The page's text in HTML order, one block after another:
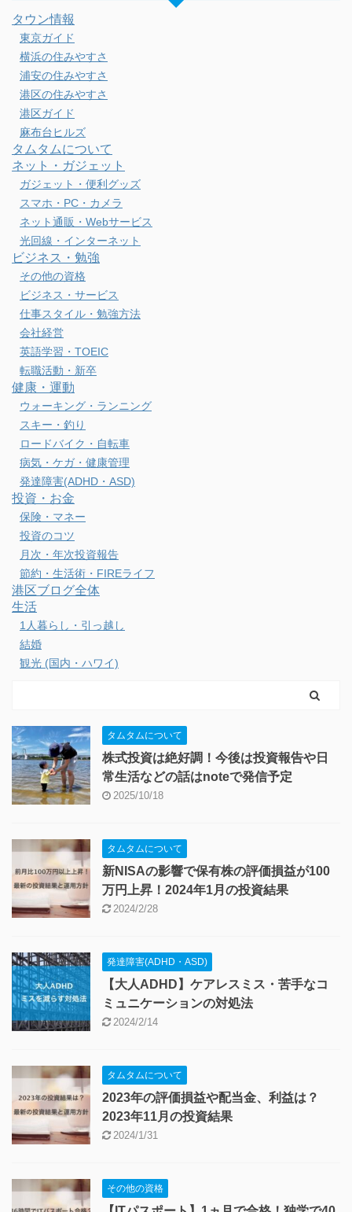
タウン情報
東京ガイド
横浜の住みやすさ
浦安の住みやすさ
港区の住みやすさ
港区ガイド
麻布台ヒルズ
タムタムについて
ネット・ガジェット
ガジェット・便利グッズ
スマホ・PC・カメラ
ネット通販・Webサービス
光回線・インターネット
ビジネス・勉強
その他の資格
ビジネス・サービス
仕事スタイル・勉強方法
会社経営
英語学習・TOEIC
転職活動・新卒
健康・運動
ウォーキング・ランニング
スキー・釣り
ロードバイク・自転車
病気・ケガ・健康管理
発達障害(ADHD・ASD)
投資・お金
保険・マネー
投資のコツ
月次・年次投資報告
節約・生活術・FIREライフ
港区ブログ全体
生活
1人暮らし・引っ越し
結婚
観光 (国内・ハワイ)
タムタムについて
株式投資は絶好調！今後は投資報告や日
常生活などの話はnoteで発信予定
2025/10/18
タムタムについて
新NISAの影響で保有株の評価損益が100
万円上昇！2024年1月の投資結果
2024/2/28
発達障害(ADHD・ASD)
【大人ADHD】ケアレスミス・苦手なコ
ミュニケーションの対処法
2024/2/14
タムタムについて
2023年の評価損益や配当金、利益は？
2023年11月の投資結果
2024/1/31
その他の資格